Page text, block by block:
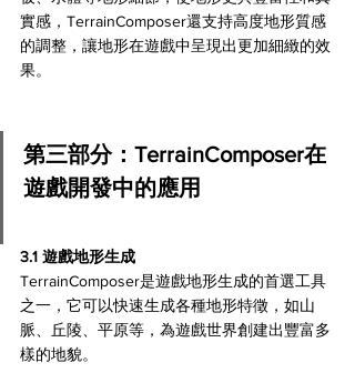
實感，TerrainComposer還支持高度地形質感
的調整，讓地形在遊戲中呈現出更加細緻的效
果。
第三部分：TerrainComposer在
遊戲開發中的應用
3.1 遊戲地形生成
TerrainComposer是遊戲地形生成的首選工具
之一，它可以快速生成各種地形特徵，如山
脈、丘陵、平原等，為遊戲世界創建出豐富多
樣的地貌。